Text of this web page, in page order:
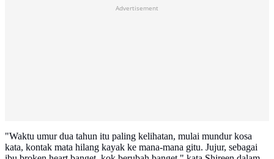
Advertisement
"Waktu umur dua tahun itu paling kelihatan, mulai mundur kosa
kata, kontak mata hilang kayak ke mana-mana gitu. Jujur, sebagai